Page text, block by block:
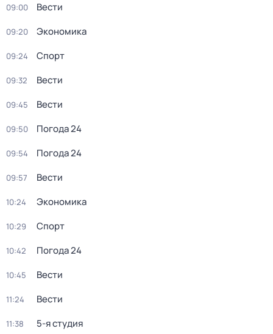
09:00 Вести
09:20 Экономика
09:24 Спорт
09:32 Вести
09:45 Вести
09:50 Погода 24
09:54 Погода 24
09:57 Вести
10:24 Экономика
10:29 Спорт
10:42 Погода 24
10:45 Вести
11:24 Вести
11:38 5-я студия